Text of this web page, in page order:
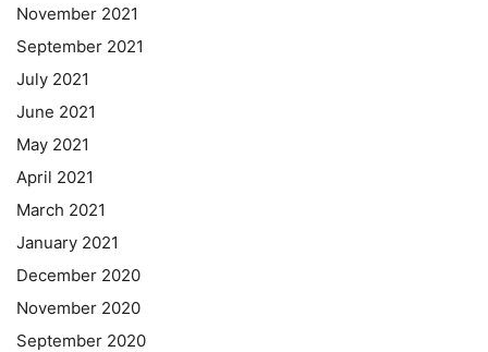
November 2021
September 2021
July 2021
June 2021
May 2021
April 2021
March 2021
January 2021
December 2020
November 2020
September 2020